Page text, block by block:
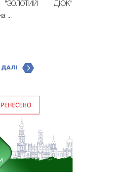
"ЗОЛОТИЙ ДЮК"
...